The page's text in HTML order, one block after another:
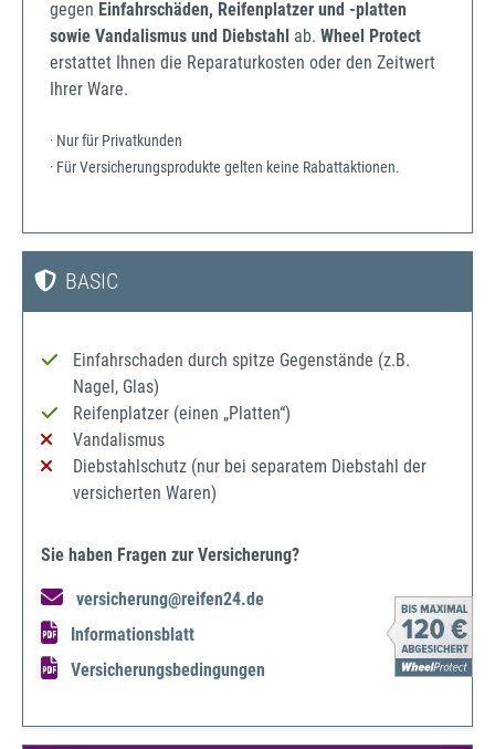
gegen Einfahrschäden, Reifenplatzer und -platten
sowie Vandalismus und Diebstahl ab. Wheel Protect
erstattet Ihnen die Reparaturkosten oder den Zeitwert
Ihrer Ware.
· Nur für Privatkunden
· Für Versicherungsprodukte gelten keine Rabattaktionen.
BASIC
Einfahrschaden durch spitze Gegenstände (z.B.
Nagel, Glas)
Reifenplatzer (einen „Platten“)
Vandalismus
Diebstahlschutz (nur bei separatem Diebstahl der
versicherten Waren)
Sie haben Fragen zur Versicherung?
versicherung@reifen24.de
Informationsblatt
Versicherungsbedingungen